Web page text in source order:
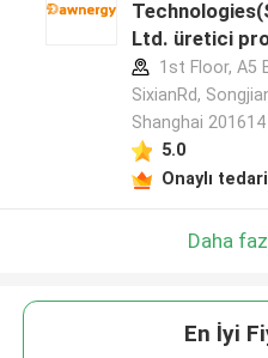
Ltd. üretici
1st Floor, A5
SixianRd,
Shanghai 201614
5.0
Onaylı
Daha
En İyi